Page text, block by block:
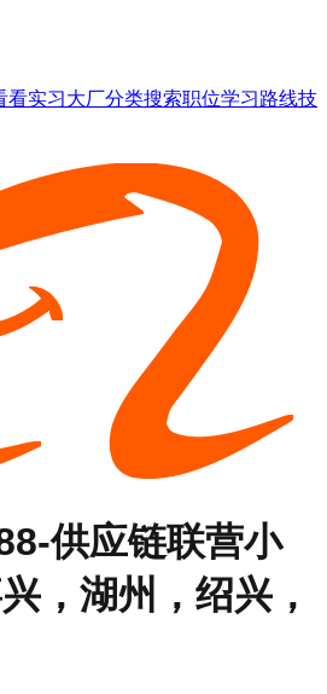
看实习大厂分类搜索职位学习路线技
供应链联营小
，湖州，绍兴，